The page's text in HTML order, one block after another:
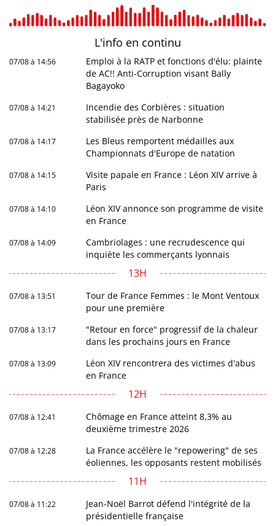
L'info en continu
07/08 à 14:56
Emploi à la RATP et fonctions d'élu: plainte
de AC!! Anti-Corruption visant Bally
Bagayoko
07/08 à 14:21
Incendie des Corbières : situation
stabilisée près de Narbonne
07/08 à 14:17
Les Bleus remportent médailles aux
Championnats d'Europe de natation
07/08 à 14:15
Visite papale en France : Léon XIV arrive à
Paris
07/08 à 14:10
Léon XIV annonce son programme de visite
en France
07/08 à 14:09
Cambriolages : une recrudescence qui
inquiète les commerçants lyonnais
13H
07/08 à 13:51
Tour de France Femmes : le Mont Ventoux
pour une première
07/08 à 13:17
"Retour en force" progressif de la chaleur
dans les prochains jours en France
07/08 à 13:09
Léon XIV rencontrera des victimes d'abus
en France
12H
07/08 à 12:41
Chômage en France atteint 8,3% au
deuxième trimestre 2026
07/08 à 12:28
La France accélère le "repowering" de ses
éoliennes, les opposants restent mobilisés
11H
07/08 à 11:22
Jean-Noël Barrot défend l'intégrité de la
présidentielle française